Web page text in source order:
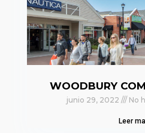
WOODBURY
junio 29, 2022 No
Leer